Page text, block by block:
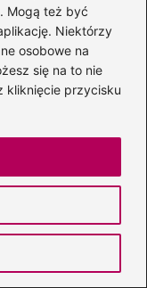
Mogą też być
Niektórzy
osobowe na
się na to nie
kliknięcie przycisku
w ciąży?
hit